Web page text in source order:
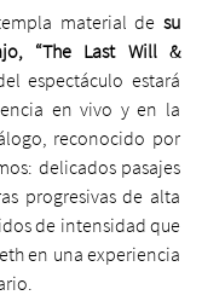
material de su
“The Last Will &
espectáculo estará
en vivo y en la
reconocido por
delicados pasajes
progresivas de alta
de intensidad que
en una experiencia